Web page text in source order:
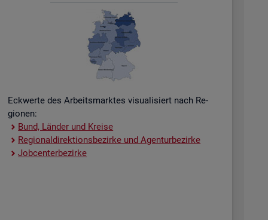
Eck­wer­te des Ar­beits­mark­tes vi­sua­li­siert nach Re­
gio­nen:
Bund, Län­der und Krei­se
Re­gio­nal­di­rek­ti­ons­be­zir­ke und Agen­tur­be­zir­ke
Job­cent­er­be­zir­ke